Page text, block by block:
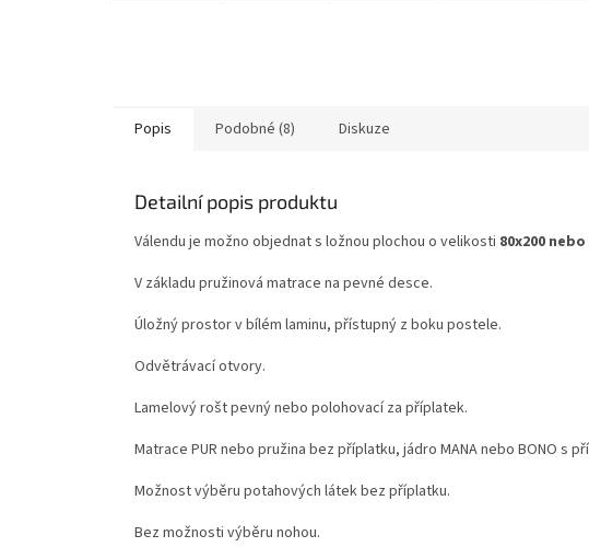
Popis Podobné (8) Diskuze
Detailní popis produktu
Válendu je možno objednat s ložnou plochou o velikosti 80x200
V základu pružinová matrace na pevné desce.
Úložný prostor v bílém laminu, přístupný z boku postele.
Odvětrávací otvory.
Lamelový rošt pevný nebo polohovací za příplatek.
Matrace PUR nebo pružina bez příplatku, jádro MANA nebo BONO s
Možnost výběru potahových látek bez příplatku.
Bez možnosti výběru nohou.